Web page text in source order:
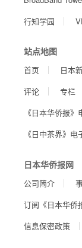
行知学园
站点地图
首页 日本
评论
专栏
《日本华侨报》
《日中茶界》电
日本华侨报网
公司简介
订阅《日本华侨
信息保密政策